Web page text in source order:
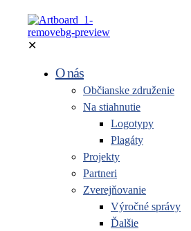
✕
O nás
Občianske združenie
Na stiahnutie
Logotypy
Plagáty
Projekty
Partneri
Zverejňovanie
Výročné správy
Ďalšie